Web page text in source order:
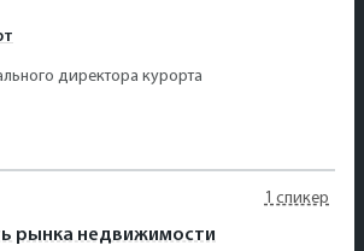
директора курорта
рынка недвижимости
1 спикер